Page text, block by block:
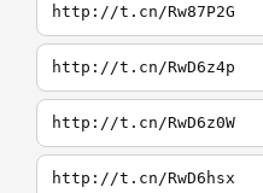
http://t.cn/Rw87P2G
http://t.cn/RwD6z4p
http://t.cn/RwD6z0W
http://t.cn/RwD6hsx